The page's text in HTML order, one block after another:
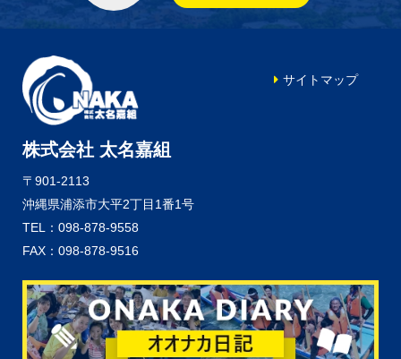
株式会社 太名嘉組
〒901-2113
沖縄県浦添市大平2丁目1番1号
TEL：098-878-9558
FAX：098-878-9516
サイトマップ